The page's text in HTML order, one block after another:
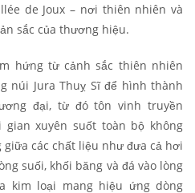
de Joux – nơi thiên nhiên và
sắc của thương hiệu.
hứng từ cảnh sắc thiên nhiên
núi Jura Thuỵ Sĩ để hình thành
đại, từ đó tôn vinh truyền
xuyên suốt toàn bộ không
các chất liệu như đưa cả hơi
suối, khối băng và đá vào lòng
kim loại mang hiệu ứng dòng